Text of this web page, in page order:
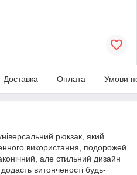
Доставка Оплата Умови
рюкзак, який
використання, подорожей
але стильний дизайн
додасть витонченості будь-